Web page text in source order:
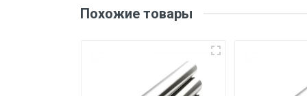
уплаты понесенных расходов.
Самовывоз со склада г.
погрузка оплачивается
Похожие товары